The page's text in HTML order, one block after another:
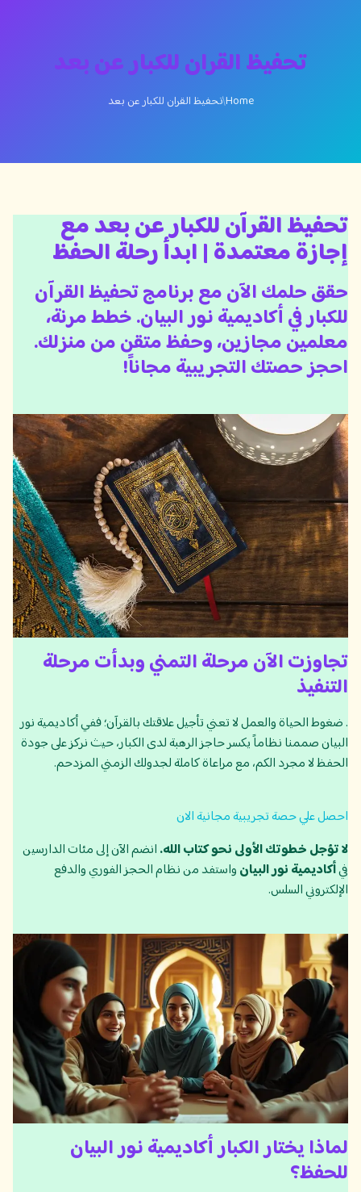
تحفيظ القران للكبار عن بعد
Home
/تحفيظ القران للكبار عن بعد
تحفيظ القرآن للكبار عن بعد مع
إجازة معتمدة | ابدأ رحلة الحفظ
حقق حلمك الآن مع برنامج تحفيظ القرآن
للكبار في أكاديمية نور البيان. خطط مرنة،
معلمين مجازين، وحفظ متقن من منزلك.
احجز حصتك التجريبية مجاناً!
تجاوزت الآن مرحلة التمني وبدأت مرحلة
التنفيذ
. ضغوط الحياة والعمل لا تعني تأجيل علاقتك بالقرآن؛ ففي أكاديمية نور
البيان صممنا نظاماً يكسر حاجز الرهبة لدى الكبار، حيث نركز على جودة
الحفظ لا مجرد الكم، مع مراعاة كاملة لجدولك الزمني المزدحم.
احصل علي حصة تجريبية مجانية الان
لا تؤجل خطوتك الأولى نحو كتاب الله.انضم الآن إلى مئات الدارسين
فيأكاديمية نور البيانواستفد من نظام الحجز الفوري والدفع
الإلكتروني السلس.
لماذا يختار الكبار أكاديمية نور البيان
للحفظ؟